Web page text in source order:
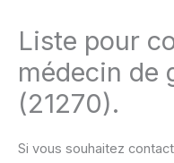
Liste pour
médecin de
(21270).
Si vous souhaitez